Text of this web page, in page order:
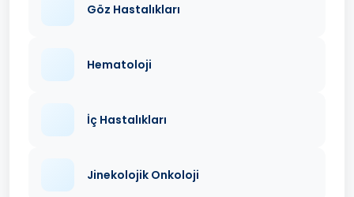
Göz Hastalıkları
Hematoloji
İç Hastalıkları
Jinekolojik Onkoloji